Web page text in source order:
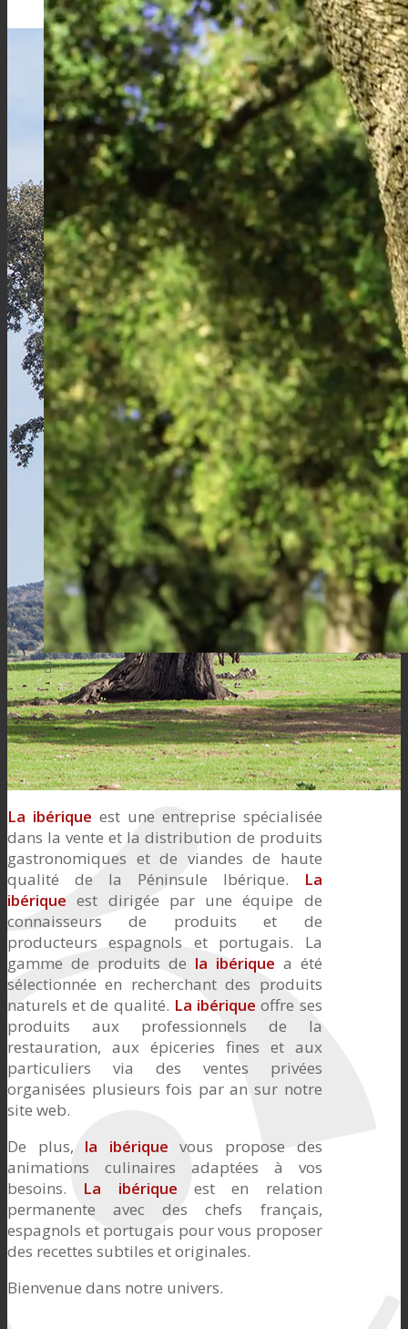
La ibérique est une entreprise spécialisée
dans la vente et la distribution de produits
gastronomiques et de viandes de haute
qualité de la Péninsule Ibérique.
La
ibérique est dirigée par une équipe de
connaisseurs de produits et de
producteurs espagnols et portugais. La
gamme de produits de la ibérique a été
sélectionnée en recherchant des produits
naturels et de qualité. La ibérique offre ses
produits aux professionnels de la
restauration, aux épiceries fines et aux
particuliers via des ventes privées
organisées plusieurs fois par an sur notre
site web.
De plus, la ibérique vous propose des
animations culinaires adaptées à vos
besoins. La ibérique est en relation
permanente avec des chefs français,
espagnols et portugais pour vous proposer
des recettes subtiles et originales.
Bienvenue dans notre univers.